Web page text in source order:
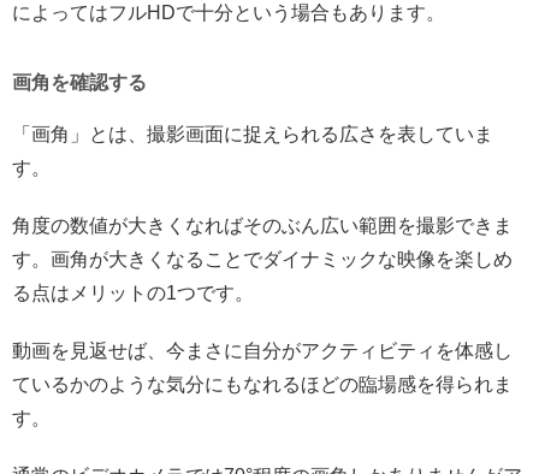
によってはフルHDで十分という場合もあります。
画角を確認する
「画角」とは、撮影画面に捉えられる広さを表していま
す。
角度の数値が大きくなればそのぶん広い範囲を撮影できま
す。画角が大きくなることでダイナミックな映像を楽しめ
る点はメリットの1つです。
動画を見返せば、今まさに自分がアクティビティを体感し
ているかのような気分にもなれるほどの臨場感を得られま
す。